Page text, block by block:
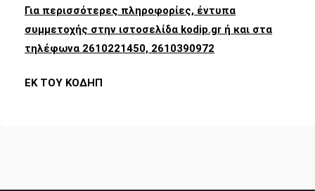
Για περισσότερες πληροφορίες, έντυπα
συμμετοχής στην ιστοσελίδα kodip.gr ή και στα
τηλέφωνα 2610221450, 2610390972
ΕΚ ΤΟΥ ΚΟΔΗΠ